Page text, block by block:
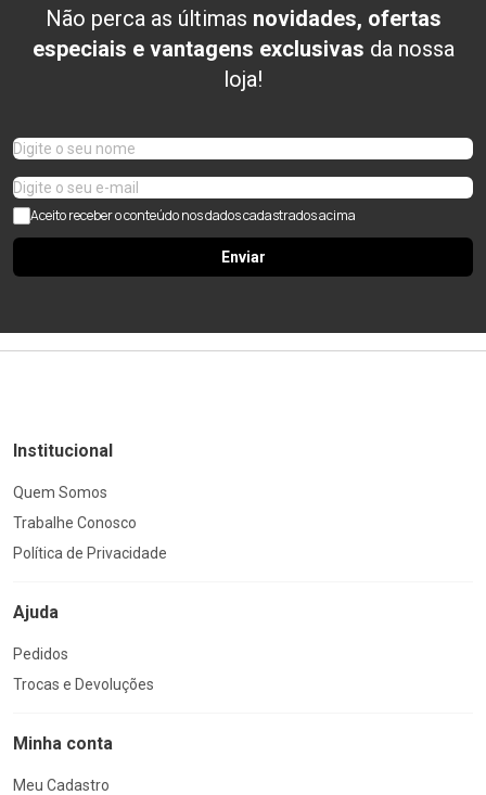
Não perca as últimas novidades, ofertas
especiais e vantagens exclusivas da nossa
loja!
Aceito receber o conteúdo nos dados cadastrados acima
Enviar
Institucional
Quem Somos
Trabalhe Conosco
Política de Privacidade
Ajuda
Pedidos
Trocas e Devoluções
Minha conta
Meu Cadastro